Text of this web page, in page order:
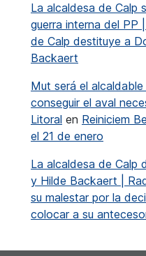
La alcaldesa de Calp
guerra interna del PP
de Calp destituye a
Backaert
Mut será el
conseguir el aval
Litoral en Reiniciem
el 21 de enero
La alcaldesa de Calp
y Hilde Backaert |
su malestar por la
colocar a su